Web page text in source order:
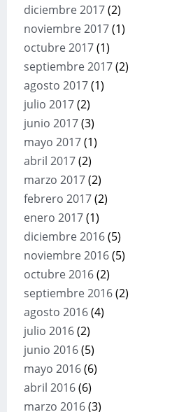
diciembre 2017(2)
noviembre 2017(1)
octubre 2017(1)
septiembre 2017(2)
agosto 2017(1)
julio 2017(2)
junio 2017(3)
mayo 2017(1)
abril 2017(2)
marzo 2017(2)
febrero 2017(2)
enero 2017(1)
diciembre 2016(5)
noviembre 2016(5)
octubre 2016(2)
septiembre 2016(2)
agosto 2016(4)
julio 2016(2)
junio 2016(5)
mayo 2016(6)
abril 2016(6)
marzo 2016(3)